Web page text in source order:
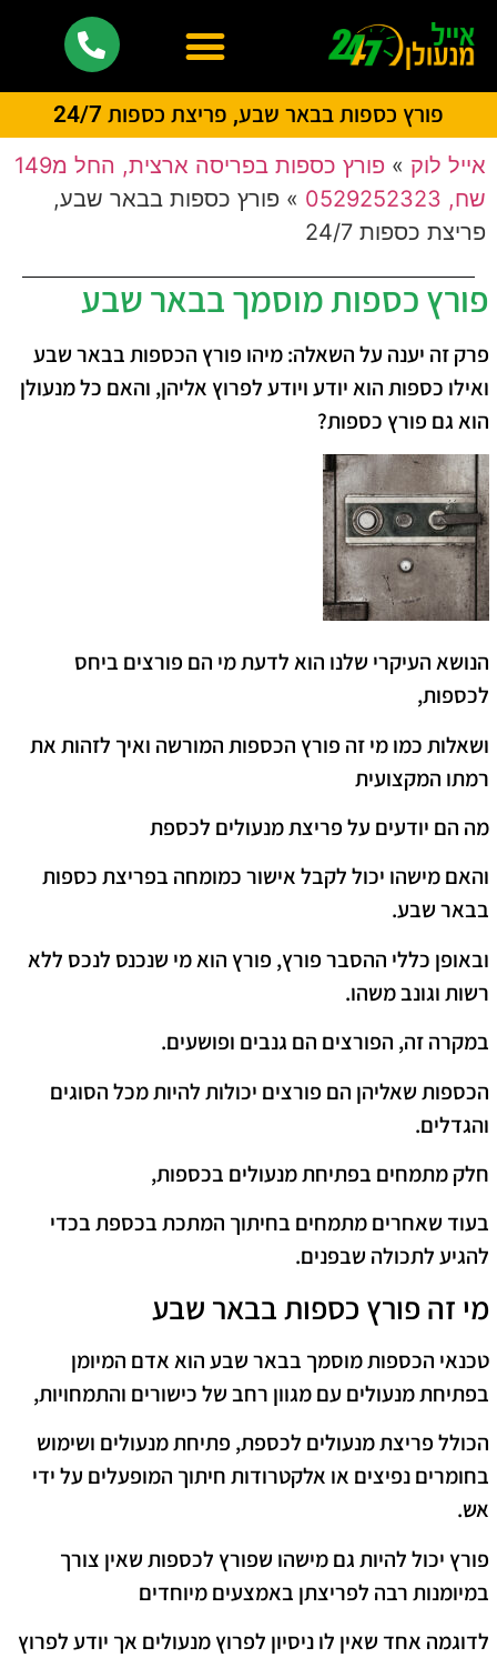
פורץ כספות בבאר שבע, פריצת כספות 24/7
אייל לוק »
פורץ כספות בפריסה ארצית, החל מ149
שח, 0529252323
» פורץ כספות בבאר שבע,
פריצת כספות 24/7
פורץ כספות מוסמך בבאר שבע
פרק זה יענה על השאלה: מיהו פורץ הכספות בבאר שבע
ואילו כספות הוא יודע ויודע לפרוץ אליהן, והאם כל מנעולן
הוא גם פורץ כספות?
הנושא העיקרי שלנו הוא לדעת מי הם פורצים ביחס
לכספות,
ושאלות כמו מי זה פורץ הכספות המורשה ואיך לזהות את
רמתו המקצועית
מה הם יודעים על פריצת מנעולים לכספת
והאם מישהו יכול לקבל אישור כמומחה בפריצת כספות
בבאר שבע.
ובאופן כללי ההסבר פורץ, פורץ הוא מי שנכנס לנכס ללא
רשות וגונב משהו.
במקרה זה, הפורצים הם גנבים ופושעים.
הכספות שאליהן הם פורצים יכולות להיות מכל הסוגים
והגדלים.
חלק מתמחים בפתיחת מנעולים בכספות,
בעוד שאחרים מתמחים בחיתוך המתכת בכספת בכדי
להגיע לתכולה שבפנים.
מי זה פורץ כספות בבאר שבע
טכנאי הכספות מוסמך בבאר שבע הוא אדם המיומן
בפתיחת מנעולים עם מגוון רחב של כישורים והתמחויות,
הכולל פריצת מנעולים לכספת, פתיחת מנעולים ושימוש
בחומרים נפיצים או אלקטרודות חיתוך המופעלים על ידי
אש.
פורץ יכול להיות גם מישהו שפורץ לכספות שאין צורך
במיומנות רבה לפריצתן באמצעים מיוחדים
לדוגמה אחד שאין לו ניסיון לפרוץ מנעולים אך יודע לפרוץ